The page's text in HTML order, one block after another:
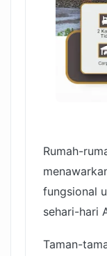
Rumah-
fungsional
sehari-hari
Taman-